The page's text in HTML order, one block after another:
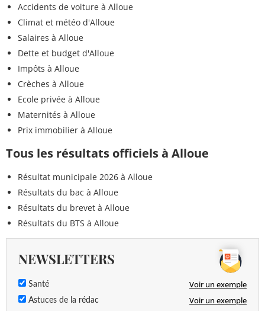
Accidents de voiture à Alloue
Climat et météo d'Alloue
Salaires à Alloue
Dette et budget d'Alloue
Impôts à Alloue
Crèches à Alloue
Ecole privée à Alloue
Maternités à Alloue
Prix immobilier à Alloue
Tous les résultats officiels à Alloue
Résultat municipale 2026 à Alloue
Résultats du bac à Alloue
Résultats du brevet à Alloue
Résultats du BTS à Alloue
NEWSLETTERS
Santé Voir un exemple
Astuces de la rédac Voir un exemple